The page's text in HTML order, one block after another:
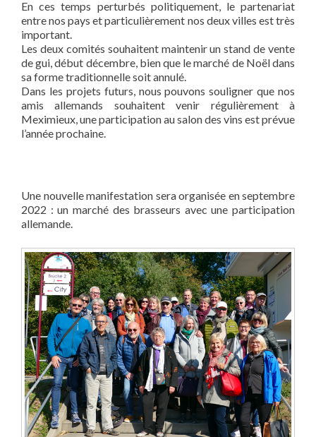
En ces temps perturbés politiquement, le partenariat
entre nos pays et particulièrement nos deux villes est très
important.
Les deux comités souhaitent maintenir un stand de vente
de gui, début décembre, bien que le marché de Noël dans
sa forme traditionnelle soit annulé.
Dans les projets futurs, nous pouvons souligner que nos
amis allemands souhaitent venir régulièrement à
Meximieux, une participation au salon des vins est prévue
l’année prochaine.
Une nouvelle manifestation sera organisée en septembre
2022 : un marché des brasseurs avec une participation
allemande.